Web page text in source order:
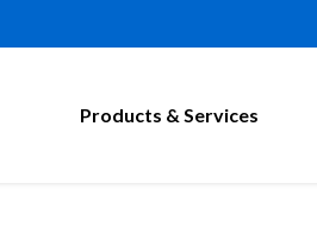
Products & Services